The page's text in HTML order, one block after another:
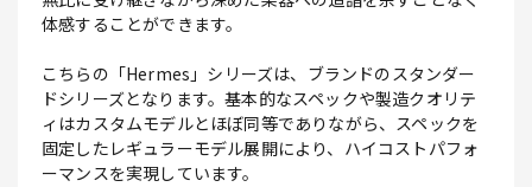
体感することができます。
こちらの「Hermes」シリーズは、ブランドのスタンダー
ドシリーズとなります。基本的なスペックや製造クオリテ
ィはカスタムモデルとほぼ同等でありながら、スペックを
固定したレギュラーモデル展開により、ハイコストパフォ
ーマンスを実現しています。